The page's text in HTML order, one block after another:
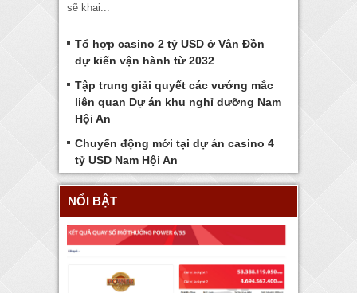
sẽ khai...
Tổ hợp casino 2 tỷ USD ở Vân Đồn
dự kiến vận hành từ 2032
Tập trung giải quyết các vướng mắc
liên quan Dự án khu nghỉ dưỡng Nam
Hội An
Chuyển động mới tại dự án casino 4
tỷ USD Nam Hội An
NỔI BẬT